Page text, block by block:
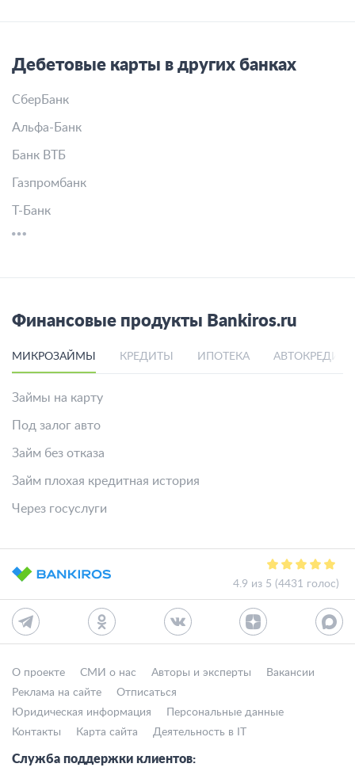
Дебетовые карты в других банках
СберБанк
Альфа-Банк
Банк ВТБ
Газпромбанк
Т-Банк
Финансовые продукты Bankiros.ru
МИКРОЗАЙМЫ КРЕДИТЫ ИПОТЕКА
Займы на карту
Под залог авто
Займ без отказа
Займ плохая кредитная история
Через госуслуги
4.9 из 5 (4431 голос)
О проекте СМИ о нас Авторы и эксперты
Вакансии
Реклама на сайте
Отписаться
Юридическая информация
Персональные данные
Контакты
Карта сайта Деятельность в IT
Служба поддержки клиентов: